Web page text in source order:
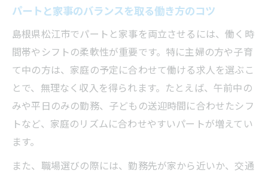
パートと家事のバランスを取る働き方のコツ
島根県松江市でパートと家事を両立させるには、働く時
間帯やシフトの柔軟性が重要です。特に主婦の方や子育
て中の方は、家庭の予定に合わせて働ける求人を選ぶこ
とで、無理なく収入を得られます。たとえば、午前中の
みや平日のみの勤務、子どもの送迎時間に合わせたシフ
トなど、家庭のリズムに合わせやすいパートが増えてい
ます。
また、職場選びの際には、勤務先が家から近いか、交通